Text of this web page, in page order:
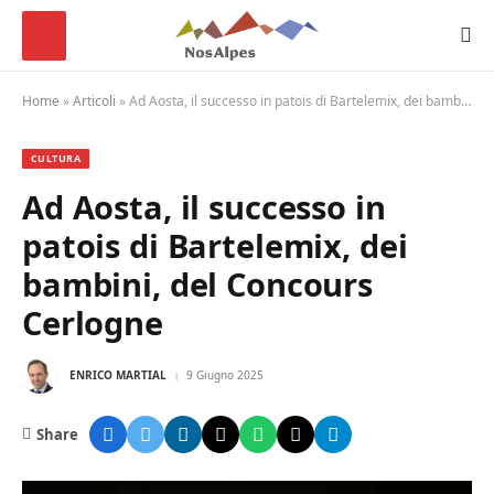
Home »Articoli »Ad Aosta, il successo in patois di Bartelemix, dei bambini, del Concours Cerlogne
CULTURA
Ad Aosta, il successo in
patois di Bartelemix, dei
bambini, del Concours
Cerlogne
ENRICO MARTIAL 9 Giugno 2025
Share